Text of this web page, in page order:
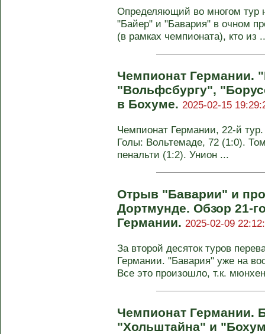
Определяющий во многом тур
"Байер" и "Бавария" в очном
(в рамках чемпионата), кто из
Чемпионат Германии.
"Вольфсбургу",
в Бохуме. 2025-02-15
Чемпионат Германии, 22-й
Голы: Вольтемаде, 72 (1:0).
пенальти (1:2). Унион ...
Отрыв "Баварии" и
Дортмунде. Обзор 21-
Германии. 2025-02-09
За второй десяток туров
Германии. "Бавария" уже на
Все это произошло, т.к.
Чемпионат Германии.
"Хольштайна" и